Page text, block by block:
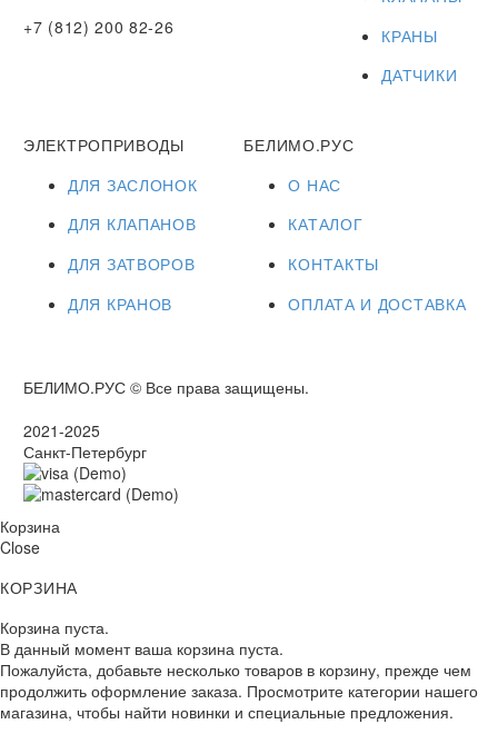
+7 (812) 200 82-26
КРАНЫ
ДАТЧИКИ
ЭЛЕКТРОПРИВОДЫ
ДЛЯ ЗАСЛОНОК
ДЛЯ КЛАПАНОВ
ДЛЯ ЗАТВОРОВ
ДЛЯ КРАНОВ
БЕЛИМО.РУС
О НАС
КАТАЛОГ
КОНТАКТЫ
ОПЛАТА И ДОСТАВКА
БЕЛИМО.РУС © Все права защищены.
2021-2025
Санкт-Петербург
Корзина
Close
КОРЗИНА
Корзина пуста.
В данный момент ваша корзина пуста.
Пожалуйста, добавьте несколько товаров в корзину, прежде чем
продолжить оформление заказа. Просмотрите категории нашего
магазина, чтобы найти новинки и специальные предложения.